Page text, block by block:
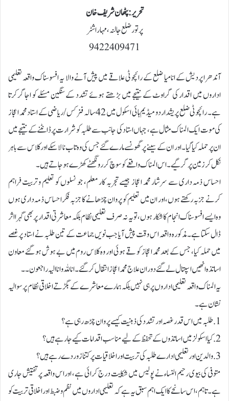
تحریر:پٹھان شریف خان
پرتور ضلع جالنہ ، مہاراشٹر
9422409471
آندھرا پردیش کے انامیا ضلع کے رائچوٹی علاقے میں پیش آنے والا یہ افسوسناک واقعہ تعلیمی
اداروں میں اقدار کی گراوٹ کے نتیجے میں بڑھتے ہوئے تشدد کے سنگین مسئلے کو اجاگر کرتا
ہے۔ رائچوٹی ضلع پریشد اردو میڈیم ہائی اسکول میں 42 سالہ فزکس/ریاضی کے استاد محمد اعجاز
کی موت ایک المناک مثال ہے، جہاں استاد کی جانب سے طلبہ کو شرارت پر ڈانٹنے کے نتیجے میں
ان پر حملہ کیا گیا۔ اور ان کے سینے پر گھونسے مارے گئے جس کی وہ تاب نا لا سکے اور کلاس سے باہر
نکل کر زمین پر گر گیے ۔ اس المناک واقعے کو سوچ کر رونگھٹے کھڑے ہوجاتے ہیں۔
احساس ذمہ داری سے سرشار محمد اعجاز جیسے تجربہ کار معلم، جو نسلوں کو تعلیم و تربیت فراہم
کرنے جزبہ رکھتے ہوں، اور ان میں تعلیم کو پروان چڑھانے کا جزبہ فکر احساس ذمہ داری ہوں
وہ ایسے افسوسناک انجام کا شکار ہوں، تو یہ نہ صرف تعلیمی نظام بلکہ معاشرتی اقدار پر بھی گہرا اثر
ڈال سکتا ہے۔ مذکورہ واقعہ اس وقت پیش آیا جب نویں جماعت کے تین طلبہ نے استاد پر غصے
میں حملہ کیا، جس کے بعد محمد اعجاز کو قے ہوئی اور وہ کلاس روم میں بے ہوش ہو گئے معاون
اساتذہ انھیں اسپتال لے گئے دوران علاج محمد اعجاز انتقال کر گئے۔ انا للہ وانا الیہ راجعون ۔۔
یہ المناک واقعہ تعلیمی اداروں پر ہی نہیں بلکہ ہمارے معاشرے کے بگڑتے اخلاقی نظام پر سوالیہ
نشان ہے ۔
1. طلبہ میں اس قدر غصہ اور تشدد کی ذہنیت کیسے پروان چڑھ رہی ہے؟
2. کیا اسکولز میں اساتذوں کے تحفظ کے لیے مناسب اقدامات کیے جا رہے ہیں؟
3. والدین اور تعلیمی ادارے طلبہ کی تربیت اور اخلاقیات پر کتنا زور دے رہے ہیں؟
متوفی کی بیوی رحیم النساء نے پولیس میں شکایت درج کرائی ہے، اور اس واقعہ پر تفتیش جاری
ہے۔ تاہم، اس سانحے کا ایک اہم سبق یہ ہے کہ تعلیمی اداروں میں نظم و ضبط اور اخلاقی تربیت کو